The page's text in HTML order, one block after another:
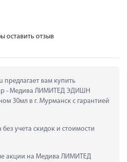
оставить отзыв
предлагает вам купить
- Медива ЛИМИТЕД ЭДИШН
30мл в г. Мурманск с гарантией
учета скидок и стоимости
акции на Медива ЛИМИТЕД